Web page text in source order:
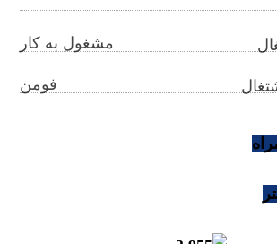
مشغول به کار
فومن